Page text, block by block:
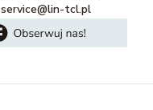
service@lin-tcl.pl